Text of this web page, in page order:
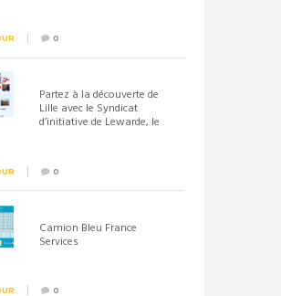
0
Partez à la découverte de
Lille avec le Syndicat
d’initiative de Lewarde, le
0
Camion Bleu France
Services
0